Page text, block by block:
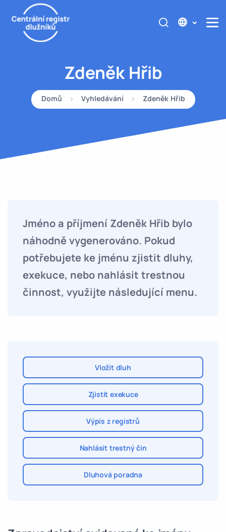
Zdeněk Hřib
Domů Vyhledávání Zdeněk Hřib
Jméno a příjmení Zdeněk Hřib bylo
náhodně vygenerováno. Pokud
potřebujete ke jménu zjistit dluhy,
exekuce, nebo nahlásit trestnou
činnost, využijte následující menu.
Vložit dluh
Zjistit exekuce
Výpis z registrů
Nahlásit trestný čin
Dluhová poradna